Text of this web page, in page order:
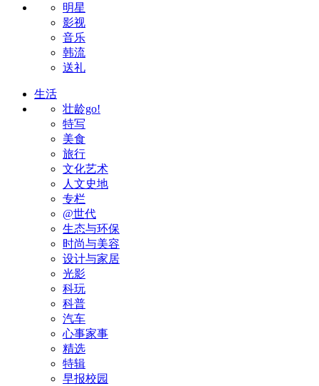
明星
影视
音乐
韩流
送礼
生活
壮龄go!
特写
美食
旅行
文化艺术
人文史地
专栏
@世代
生态与环保
时尚与美容
设计与家居
光影
科玩
科普
汽车
心事家事
精选
特辑
早报校园